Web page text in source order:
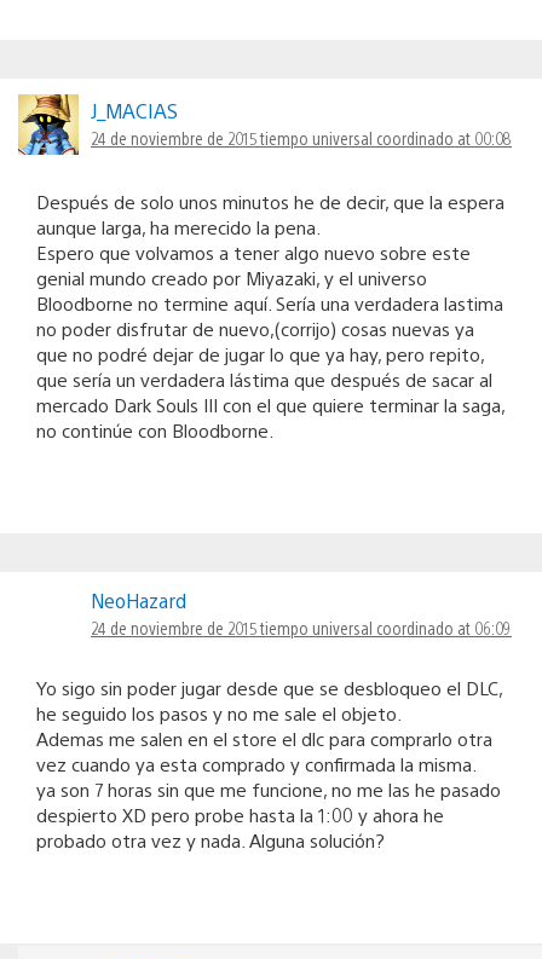
J_MACIAS
24 de noviembre de 2015 tiempo universal coordinado at 00:08
Después de solo unos minutos he de decir, que la espera
aunque larga, ha merecido la pena.
Espero que volvamos a tener algo nuevo sobre este
genial mundo creado por Miyazaki, y el universo
Bloodborne no termine aquí. Sería una verdadera lastima
no poder disfrutar de nuevo,(corrijo) cosas nuevas ya
que no podré dejar de jugar lo que ya hay, pero repito,
que sería un verdadera lástima que después de sacar al
mercado Dark Souls III con el que quiere terminar la saga,
no continúe con Bloodborne.
NeoHazard
24 de noviembre de 2015 tiempo universal coordinado at 06:09
Yo sigo sin poder jugar desde que se desbloqueo el DLC,
he seguido los pasos y no me sale el objeto.
Ademas me salen en el store el dlc para comprarlo otra
vez cuando ya esta comprado y confirmada la misma.
ya son 7 horas sin que me funcione, no me las he pasado
despierto XD pero probe hasta la 1:00 y ahora he
probado otra vez y nada. Alguna solución?